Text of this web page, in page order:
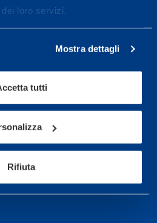
loro servizi.
Mostra dettagli
tutti
Rifiuta